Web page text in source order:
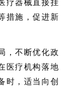
疗器械直接挂
措施，促进新
，不断优化政
医疗机构落地
时，适当向创